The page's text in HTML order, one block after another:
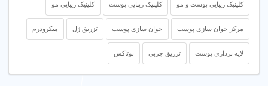
کلینیک زیبایی پوست و مو کلینیک زیبایی پوست کلینیک زیبایی مو
مرکز جوان سازی پوست جوان سازی پوست تزریق ژل میکرودرم
لایه برداری پوست تزریق چربی بوتاکس